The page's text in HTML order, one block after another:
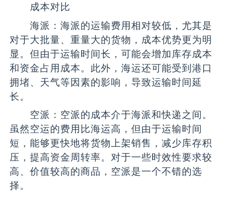
成本对比
海派：海派的运输费用相对较低，尤其是
对于大批量、重量大的货物，成本优势更为明
显。但由于运输时间长，可能会增加库存成本
和资金占用成本。此外，海运还可能受到港口
拥堵、天气等因素的影响，导致运输时间延
长。
空派：空派的成本介于海派和快递之间。
虽然空运的费用比海运高，但由于运输时间
短，能够更快地将货物上架销售，减少库存积
压，提高资金周转率。对于一些时效性要求较
高、价值较高的商品，空派是一个不错的选
择。